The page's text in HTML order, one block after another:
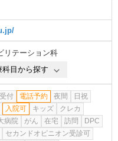
リテーション科
目から探す
付 電話予約 夜間
日祝
入院可 キッズ
クレカ
病院 がん 在宅 訪問
DPC
セカンドオピニオン受診可